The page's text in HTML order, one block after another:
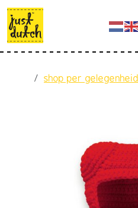
Skip to content
Skip to footer
Homeshop per gelegenheid